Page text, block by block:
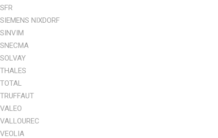
SFR
SIEMENS NIXDORF
SINVIM
SNECMA
SOLVAY
THALES
TOTAL
TRUFFAUT
VALEO
VALLOUREC
VEOLIA